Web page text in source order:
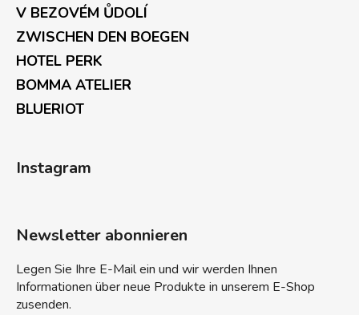
V BEZOVÉM ŮDOLÍ
ZWISCHEN DEN BOEGEN
HOTEL PERK
BOMMA ATELIER
BLUERIOT
Instagram
Newsletter abonnieren
Legen Sie Ihre E-Mail ein und wir werden Ihnen
Informationen über neue Produkte in unserem E-Shop
zusenden.